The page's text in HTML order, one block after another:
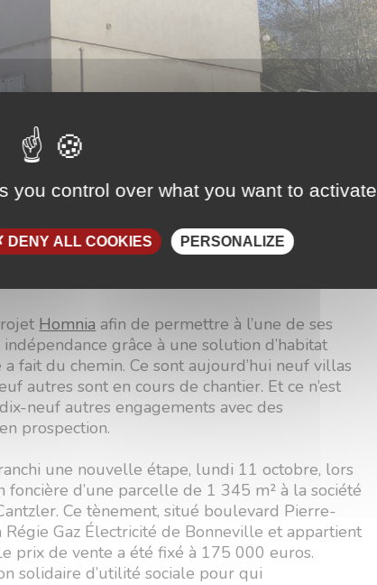
Homnia afin de permettre à l’une de ses
grâce à une solution d’habitat
fait du chemin. Ce sont aujourd’hui neuf villas
autres sont en cours de chantier. Et ce n’est
neuf autres engagements avec des
prospection.
une nouvelle étape, lundi 11 octobre, lors
foncière d’une parcelle de 1 345 m² à la société
Ce tènement, situé boulevard Pierre-
Régie Gaz Électricité de Bonneville et appartient
prix de vente a été fixé à 175 000 euros.
solidaire d’utilité sociale pour qui
you control over what you want to activate
DENY ALL COOKIES PERSONALIZE